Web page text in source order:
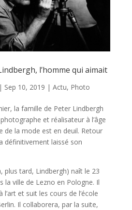
l’homme qui aimait
Sep 10, 2019 | Actu, Photo
la famille de Peter Lindbergh
et réalisateur à l’âge
de la mode est en deuil. Retour
définitivement laissé son
plus tard, Lindbergh) naît le 23
la ville de Lezno en Pologne. Il
l’art et suit les cours de l’école
Il collaborera, par la suite,